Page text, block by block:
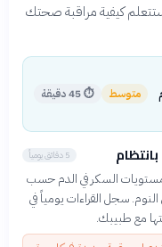
كيفية مراقبة صحتك
متوسط ⏱45 دقيقة
5 دقائق يومياً
السكر في الدم حسب
سجل القراءات يومياً في
مع طبيبك.